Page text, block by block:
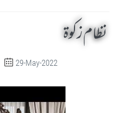
نظام زکوۃ
29-May-2022